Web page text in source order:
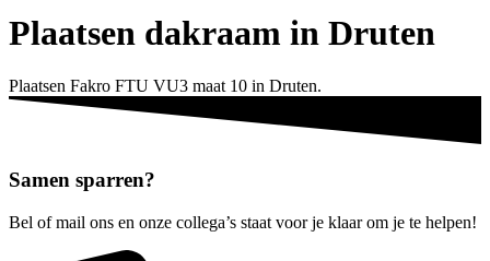
Plaatsen dakraam in Druten
Plaatsen Fakro FTU VU3 maat 10 in Druten.
Samen sparren?
Bel of mail ons en onze collega’s staat voor je klaar om je te helpen!